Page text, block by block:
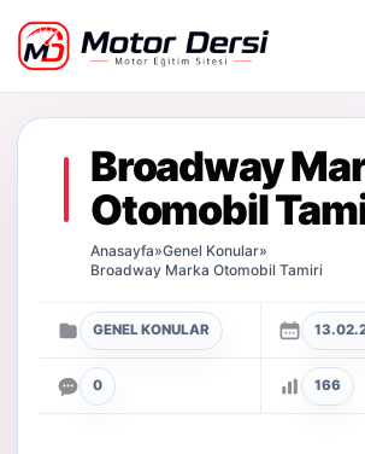
Motor Dersi
Broadway
Otomobil
Anasayfa»Genel Konular»
Broadway Marka Otomobil Tamiri
GENEL KONULAR
0 166